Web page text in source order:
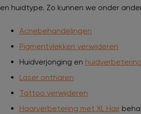
en huidtype. Zo kunnen we onder
Acnebehandelingen
Pigmentvlekken verwijderen
Huidverjonging en
Laser ontharen
Tattoo verwijderen
Haarverbetering met XL Hair